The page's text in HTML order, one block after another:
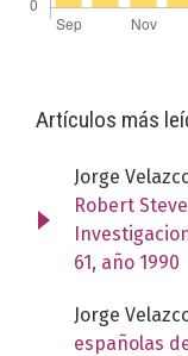
Artículos más
Jorge
Robert
61, año 1990
Jorge
españolas